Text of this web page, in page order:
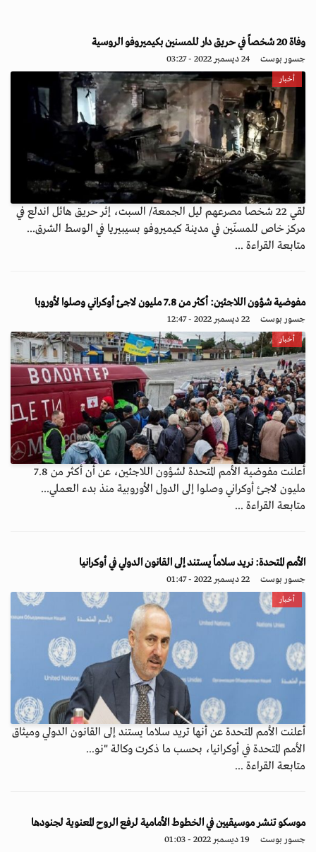
وفاة 20 شخصاً في حريق دار للمسنين بكيميروفو الروسية
جسور بوست 24 ديسمبر 2022 - 03:27
أخبار
لقي 22 شخصا مصرعهم ليل الجمعة/ السبت، إثر حريق هائل اندلع في
مركز خاص للمسنّين في مدينة كيميروفو بسيبيريا في الوسط الشرق...
متابعة القراءة ...
مفوضية شؤون اللاجئين: أكثر من 7.8 مليون لاجئ أوكراني وصلوا لأوروبا
جسور بوست 22 ديسمبر 2022 - 12:47
أخبار
أعلنت مفوضية الأمم المتحدة لشؤون اللاجئين، عن أن أكثر من 7.8
مليون لاجئ أوكراني وصلوا إلى الدول الأوروبية منذ بدء العملي...
متابعة القراءة ...
الأمم المتحدة: نريد سلاماً يستند إلى القانون الدولي في أوكرانيا
جسور بوست 22 ديسمبر 2022 - 01:47
أخبار
أعلنت الأمم المتحدة عن أنها تريد سلاما يستند إلى القانون الدولي وميثاق
الأمم المتحدة في أوكرانيا، بحسب ما ذكرت وكالة "نو...
متابعة القراءة ...
موسكو تنشر موسيقيين في الخطوط الأمامية لرفع الروح المعنوية لجنودها
جسور بوست 19 ديسمبر 2022 - 01:03